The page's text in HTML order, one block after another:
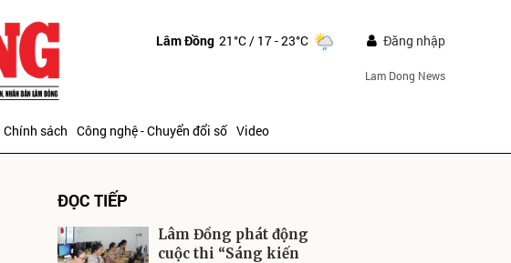
Lâm Đồng 21°C/ 17 - 23°C Đăng nhập
Lam Dong News
Chính sách Công nghệ - Chuyển đổi số Video
ĐỌC TIẾP
Lâm Đồng phát động
cuộc thi “Sáng kiến